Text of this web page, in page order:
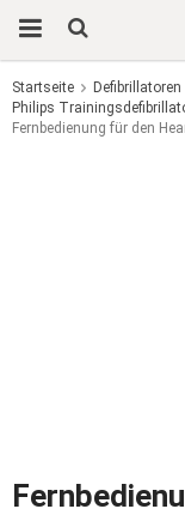
Das
Startseite
Philips
Fernbedienung für den